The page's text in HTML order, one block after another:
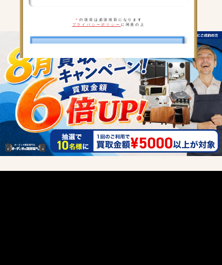
＊の項目は必須項目になります
プライバシーポリシー に同意の上